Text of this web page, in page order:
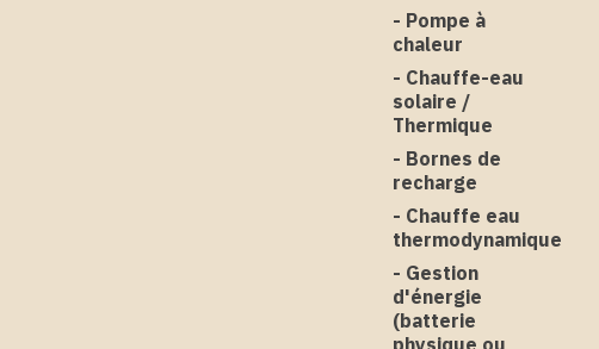
- Pompe à
chaleur
- Chauffe-eau
solaire /
Thermique
- Bornes de
recharge
- Chauffe eau
thermodynamique
- Gestion
d'énergie
(batterie
physique ou